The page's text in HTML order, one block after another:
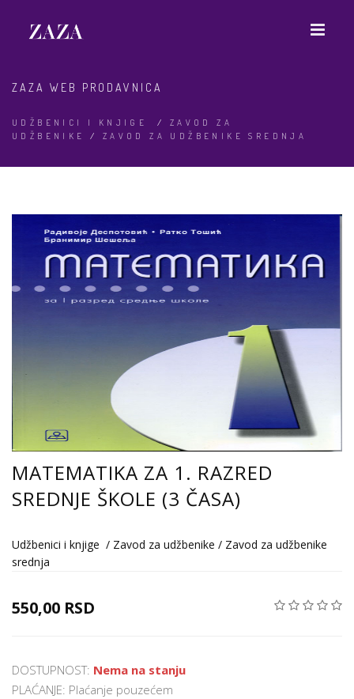
ZAZA WEB PRODAVNICA
UDŽBENICI I KNJIGE / ZAVOD ZA
UDŽBENIKE
/ ZAVOD ZA UDŽBENIKE SREDNJA
MATEMATIKA ZA 1. RAZRED
SREDNJE ŠKOLE (3 ČASA)
Udžbenici i knjige / Zavod za udžbenike / Zavod za udžbenike
srednja
550,00 RSD
DOSTUPNOST: Nema na stanju
PLAĆANJE: Plaćanje pouzećem